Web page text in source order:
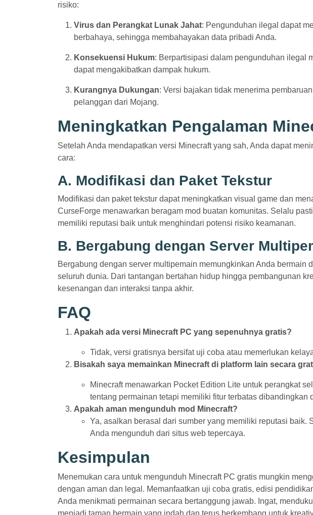
risiko:
Virus dan Perangkat Lunak Jahat: Pengunduhan ilegal dapat
berbahaya, sehingga membahayakan data pribadi Anda.
Konsekuensi Hukum: Berpartisipasi dalam pengunduhan ilegal
dapat mengakibatkan dampak hukum.
Kurangnya Dukungan: Versi bajakan tidak menerima
pelanggan dari Mojang.
Meningkatkan Pengalaman
Setelah Anda mendapatkan versi Minecraft yang sah, Anda dapat
cara:
A. Modifikasi dan Paket Tekstur
Modifikasi dan paket tekstur dapat meningkatkan visual game dan
CurseForge menawarkan beragam mod buatan komunitas. Selalu
memiliki reputasi baik untuk menghindari potensi risiko keamanan.
B. Bergabung dengan Server
Bergabung dengan server multipemain memungkinkan Anda bermain
seluruh dunia. Dari tantangan bertahan hidup hingga pembangunan
kesenangan dan interaksi tanpa akhir.
FAQ
Apakah ada versi Minecraft PC yang sepenuhnya gratis?
Tidak, versi gratisnya bersifat uji coba atau memerlukan
Bisakah saya memainkan Minecraft di platform lain secara
Minecraft menawarkan Pocket Edition Lite untuk perangkat
tentang permainan tetapi memiliki fitur terbatas dibandingkan
Apakah aman mengunduh mod Minecraft?
Ya, asalkan berasal dari sumber yang memiliki reputasi baik.
Anda mengunduh dari situs web tepercaya.
Kesimpulan
Menemukan cara untuk mengunduh Minecraft PC gratis mungkin
dengan aman dan legal. Memanfaatkan uji coba gratis, edisi
Anda menikmati permainan secara bertanggung jawab. Ingat,
menjadi taman bermain yang indah dan terus berkembang untuk